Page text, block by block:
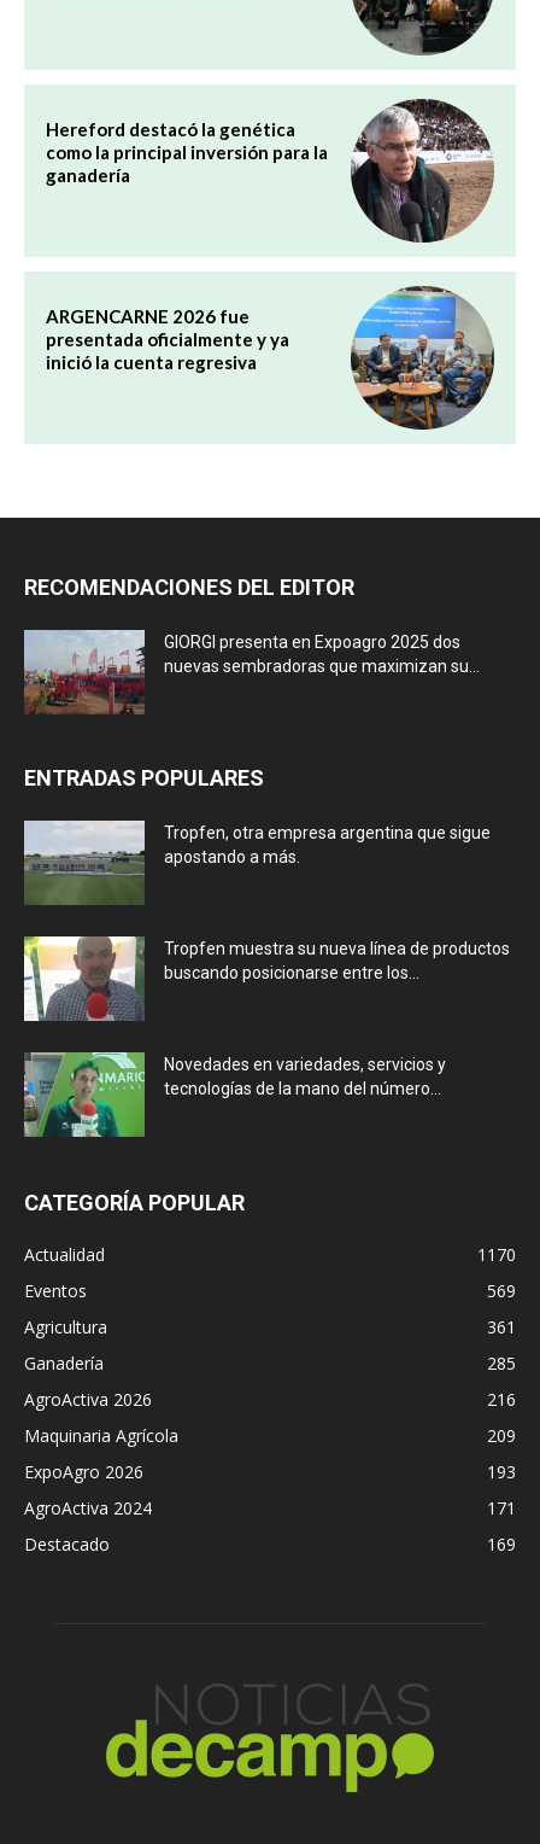
Hereford destacó la genética
como la principal inversión para la
ganadería
ARGENCARNE 2026 fue
presentada oficialmente y ya
inició la cuenta regresiva
RECOMENDACIONES DEL EDITOR
GIORGI presenta en Expoagro 2025 dos
nuevas sembradoras que maximizan su...
ENTRADAS POPULARES
Tropfen, otra empresa argentina que sigue
apostando a más.
Tropfen muestra su nueva línea de productos
buscando posicionarse entre los...
Novedades en variedades, servicios y
tecnologías de la mano del número...
CATEGORÍA POPULAR
Actualidad
1170
Eventos
569
Agricultura
361
Ganadería
285
AgroActiva 2026
216
Maquinaria Agrícola
209
ExpoAgro 2026
193
AgroActiva 2024
171
Destacado
169